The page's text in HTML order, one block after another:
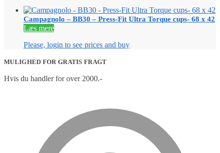
Campagnolo – BB30 – Press-Fit Ultra Torque cups- 68 x 42
Læs mere
Please, login to see prices and buy
MULIGHED FOR GRATIS FRAGT
Hvis du handler for over 2000.-